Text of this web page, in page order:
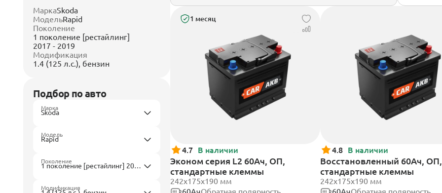
МаркаSkoda
МодельRapid
Поколение
1 поколение [рестайлинг]
2017 - 2019
Модификация
1.4 (125 л.с.), бензин
Подбор по авто
Марка
Модель
Поколение
Модификация
1 месяц
4.7 В наличии
Эконом серия L2 60Ач, ОП,
стандартные клеммы
242х175х190 мм
4.8 В наличии
Восстановленный 60Ач, ОП,
стандартные клеммы
242х175х190 мм